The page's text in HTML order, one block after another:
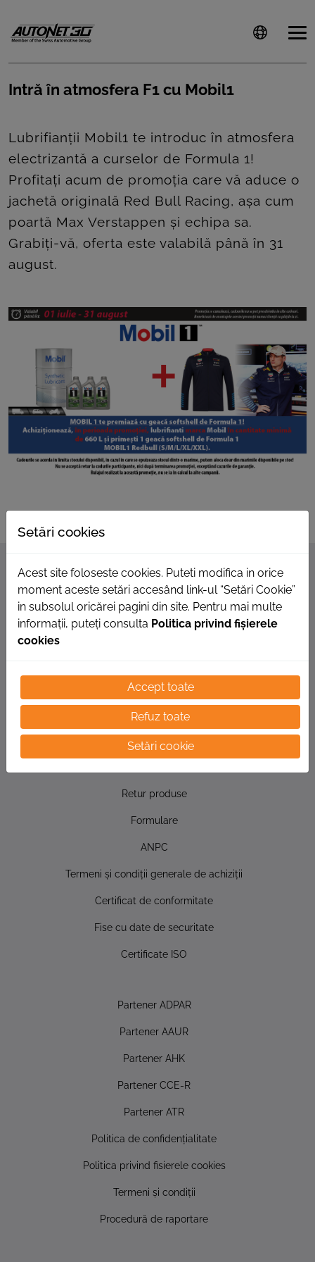
CLIENTI
CARIERE
DOCUMENTE
UTILE
CSR
ROOM
CONTACT
Intră în atmosfera F1 cu Mobil1
Lubrifianții Mobil1 te introduc în atmosfera
electrizantă a curselor de Formula 1!
Profitați acum de promoția care vă aduce o
jachetă originală Red Bull Racing, așa cum
poartă Max Verstappen și echipa sa.
Grabiți-vă, oferta este valabilă până în 31
august.
Politica firmei referitoare la calitate, mediu şi SSO
Sesizari
Retur produse
Formulare
ANPC
Termeni şi condiţii generale de achiziţii
Certificat de conformitate
Fise cu date de securitate
Certificate ISO
Partener ADPAR
Partener AAUR
Partener AHK
Partener CCE-R
Partener ATR
Politica de confidențialitate
Politica privind fisierele cookies
Termeni și condiții
Procedură de raportare
Setări cookies
Acest site foloseste cookies. Puteti modifica in orice
moment aceste setări accesând link-ul “Setări Cookie”
in subsolul oricărei pagini din site. Pentru mai multe
informații, puteți consulta Politica privind fișierele
cookies
Accept toate
Refuz toate
Setări cookie